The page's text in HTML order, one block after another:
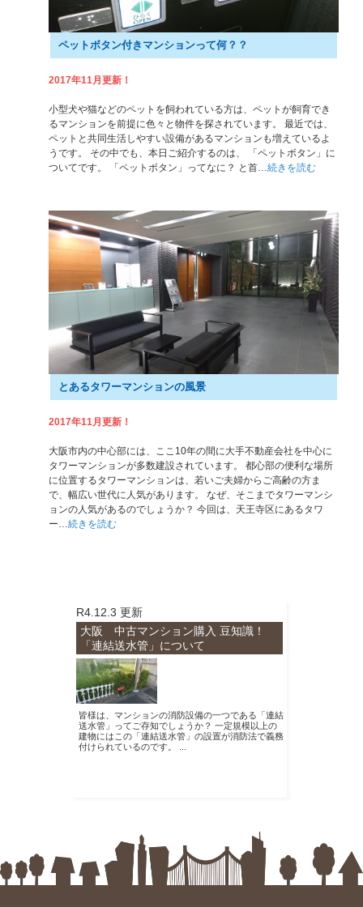
R4.12.3 更新
大阪 中古マンション購入 豆知識！
「連結送水管」について
皆様は、マンションの消防設備の一つである「連結
送水管」ってご存知でしょうか？ 一定規模以上の
建物にはこの「連結送水管」の設置が消防法で義務
付けられているのです。 ...
ペットボタン付きマンションって何？？
2017年11月更新！
小型犬や猫などのペットを飼われている方は、ペットが飼育でき
るマンションを前提に色々と物件を探されています。 最近では、
ペットと共同生活しやすい設備があるマンションも増えているよ
うです。 その中でも、本日ご紹介するのは、 「ペットボタン」に
ついてです。 「ペットボタン」ってなに？ と首…続きを読む
とあるタワーマンションの風景
2017年11月更新！
大阪市内の中心部には、ここ10年の間に大手不動産会社を中心に
タワーマンションが多数建設されています。 都心部の便利な場所
に位置するタワーマンションは、若いご夫婦からご高齢の方ま
で、幅広い世代に人気があります。 なぜ、そこまでタワーマンシ
ョンの人気があるのでしょうか？ 今回は、天王寺区にあるタワ
ー… 続きを読む